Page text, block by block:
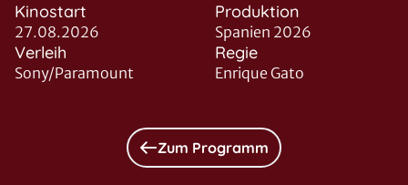
Kinostart
27.08.2026
Produktion
Spanien 2026
Verleih
Sony/Paramount
Regie
Enrique Gato
Zum Programm